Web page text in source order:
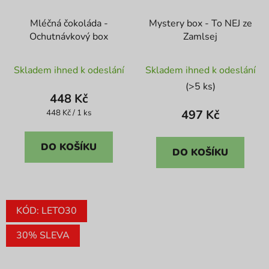
Mléčná čokoláda -
Ochutnávkový box
hodnocení
produktu
je
z
Skladem ihned k odeslání
448 Kč
Měrná
448 Kč / 1 ks
DO KOŠÍKU
Mystery box - To NEJ ze
Zamlsej
Skladem ihned k odeslání
(>5 ks)
497 Kč
DO KOŠÍKU
KÓD: LETO30
30% SLEVA